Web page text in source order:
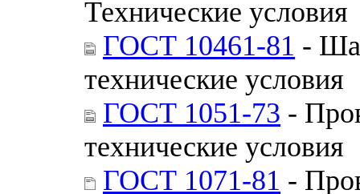
Технические условия
ГОСТ 10461-81 -
технические условия
ГОСТ 1051-73 -
технические условия
ГОСТ 1071-81 -